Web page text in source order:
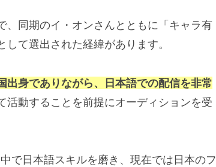
、同期のイ・オンさんとともに「キャラ有
て選出された経緯があります。
身でありながら、日本語での配信を非常
活動することを前提にオーディションを受
で日本語スキルを磨き、現在では日本のフ